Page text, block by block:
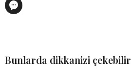
Bunlarda dikkanizi çekebilir